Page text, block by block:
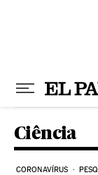
Ciência
CORONAVÍRUS